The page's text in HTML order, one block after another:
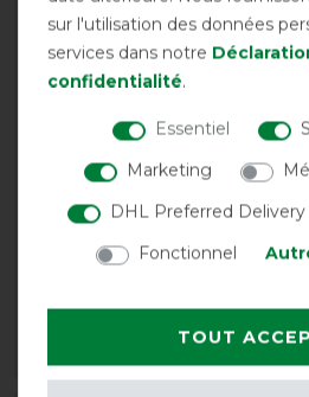
Eskadron Basics Fly
32,95 € *
sur l'utilisation des données
services dans notre
confidentialité.
Essentiel
Marketing
DHL Preferred Delivery
Fonctionnel
TOUT